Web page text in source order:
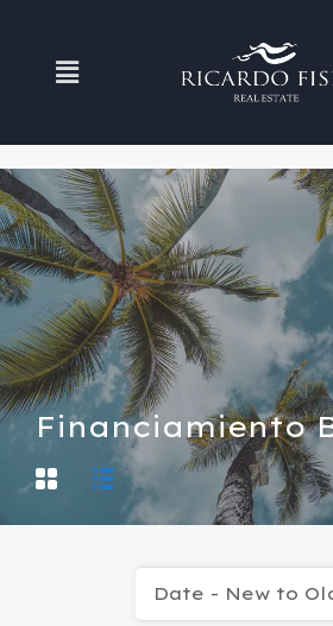
Financiamiento
Date - New to